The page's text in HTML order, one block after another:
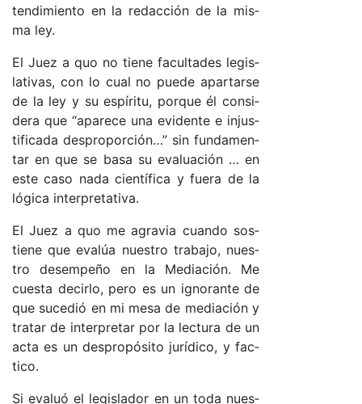
ten­di­mien­to en la re­dac­ción de la mis­
ma le­y.
El Juez a quo no tie­ne fa­cul­ta­des le­gis­
la­ti­va­s, con lo cual no pue­de apar­tar­se
de la ley y su es­píri­tu, por­que él con­si­
de­ra que “a­pa­re­ce una evi­den­te e injus­
ti­fi­ca­da des­pro­por­ció­n…” sin fun­da­men­
tar en que se ba­sa su eva­lua­ción … en
es­te ca­so na­da cien­tí­fi­ca y fue­ra de la
ló­gi­ca in­ter­pre­ta­ti­va.
El Juez a quo me agra­via cuan­do sos­
tie­ne que eva­lúa nues­tro tra­ba­jo, nues­
tro de­sem­pe­ño en la Me­dia­ció­n. Me
cues­ta de­cir­lo, pe­ro es un ig­no­ran­te de
que su­ce­dió en mi me­sa de me­dia­ción y
tra­tar de in­ter­pre­tar por la lec­tu­ra de un
ac­ta es un des­pro­pó­si­to ju­rí­di­co, y fac­
ti­co.
Si eva­luó el le­gis­la­dor en un to­da nues­